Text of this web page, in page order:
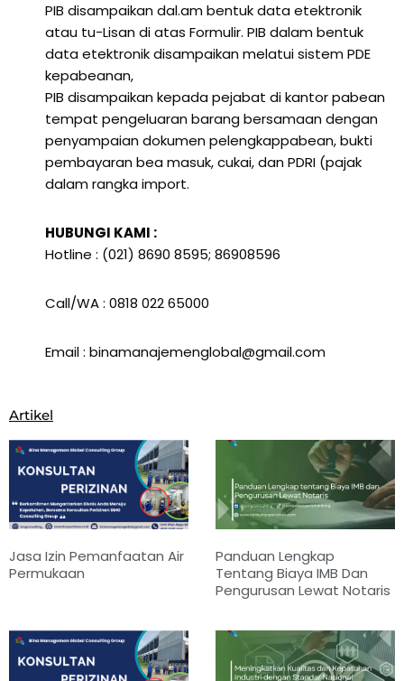
PIB disampaikan dal.am bentuk data etektronik
atau tu-Lisan di atas Formulir. PIB dalam bentuk
data etektronik disampaikan melatui sistem PDE
kepabeanan,
PIB disampaikan kepada pejabat di kantor pabean
tempat pengeluaran barang bersamaan dengan
penyampaian dokumen pelengkappabean, bukti
pembayaran bea masuk, cukai, dan PDRI (pajak
dalam rangka import.
HUBUNGI KAMI :
Hotline : (021) 8690 8595; 86908596
Call/WA : 0818 022 65000
Email : binamanajemenglobal@gmail.com
Artikel
Jasa Izin Pemanfaatan Air
Permukaan
Panduan Lengkap
Tentang Biaya IMB Dan
Pengurusan Lewat Notaris